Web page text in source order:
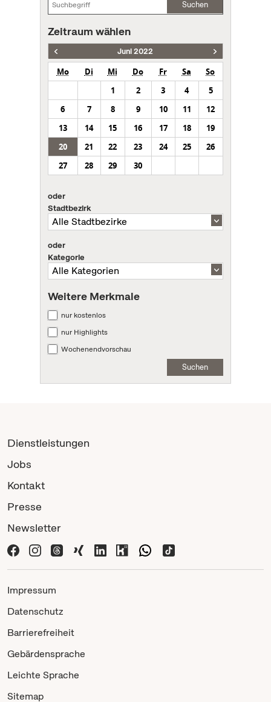
Suchen
Zeitraum wählen
Juni 2022
Mo Di Mi Do Fr Sa
So
1
2 3 4
5
6
7 8 9 10 11
12
13
14 15 16 17 18
19
20
21 22 23 24 25
26
27
28 29 30
oder
Stadtbezirk
oder
Kategorie
Weitere Merkmale
nur kostenlos
nur Highlights
Wochenendvorschau
Suchen
Dienstleistungen
Jobs
Kontakt
Presse
Newsletter
Impressum
Datenschutz
Barrierefreiheit
Gebärdensprache
Leichte Sprache
Sitemap